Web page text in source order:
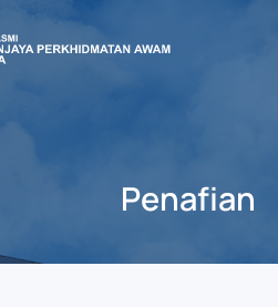
Penafian